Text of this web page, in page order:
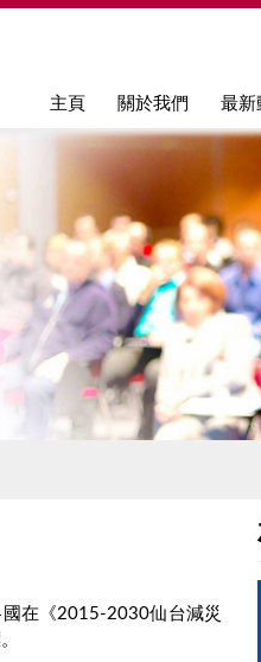
主頁 關於我們 最新
在《2015-2030仙台減災